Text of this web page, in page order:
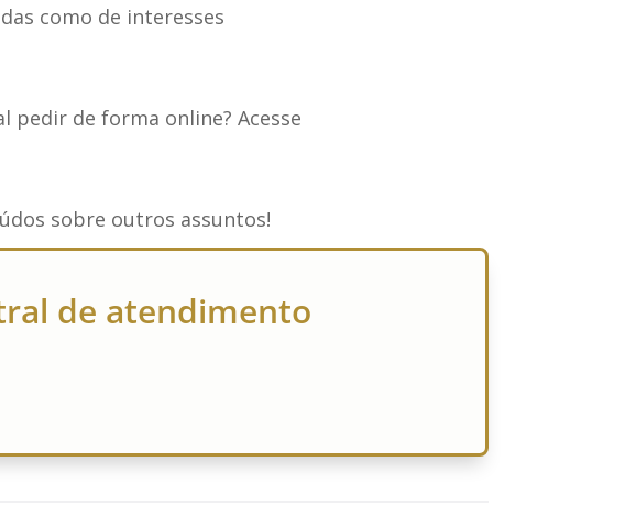
como de interesses
pedir de forma online? Acesse
sobre outros assuntos!
de atendimento